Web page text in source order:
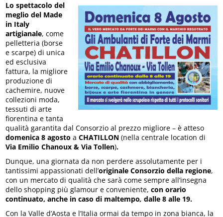
Lo spettacolo del
meglio del Made
in Italy
artigianale, come
pelletteria (borse
e scarpe) di unica
ed esclusiva
fattura, la migliore
produzione di
cachemire, nuove
collezioni moda,
tessuti di arte
fiorentina e tanta
qualità garantita dal Consorzio al prezzo migliore – è atteso
domenica 8 agostoa CHATILLON(nella centrale location di
Via Emilio Chanoux & Via Tollen).
Dunque, una giornata da non perdere assolutamente per i
tantissimi appassionati dell’originale Consorzio della regione,
con un mercato di qualità che sarà come sempre all’insegna
dello shopping più glamour e conveniente,con orario
continuato, anche in caso di maltempo,dalle 8 alle 19.
Con la Valle d’Aosta e l’Italia ormai da tempo in zona bianca, la